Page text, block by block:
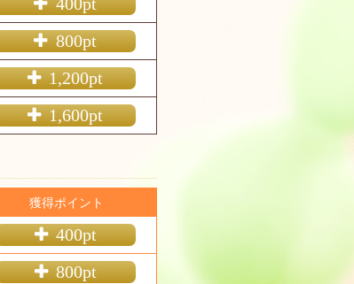
400
800
1,200
1,600
獲得ポイント
400
800